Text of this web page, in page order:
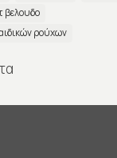
βελουδο
ρούχων